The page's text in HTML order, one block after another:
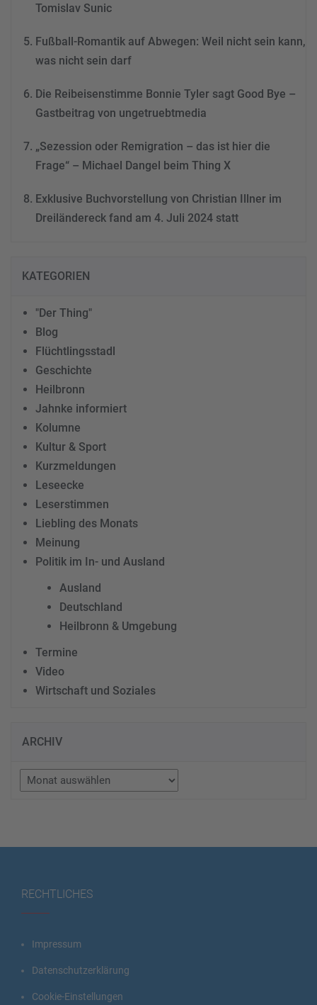
Tomislav Sunic
Fußball-Romantik auf Abwegen: Weil nicht sein kann,
was nicht sein darf
Die Reibeisenstimme Bonnie Tyler sagt Good Bye –
Gastbeitrag von ungetruebtmedia
„Sezession oder Remigration – das ist hier die
Frage“ – Michael Dangel beim Thing X
Exklusive Buchvorstellung von Christian Illner im
Dreiländereck fand am 4. Juli 2024 statt
KATEGORIEN
"Der Thing"
Blog
Flüchtlingsstadl
Geschichte
Heilbronn
Jahnke informiert
Kolumne
Kultur & Sport
Kurzmeldungen
Leseecke
Leserstimmen
Liebling des Monats
Meinung
Politik im In- und Ausland
Ausland
Deutschland
Heilbronn & Umgebung
Termine
Video
Wirtschaft und Soziales
ARCHIV
Archiv
RECHTLICHES
Impressum
Datenschutzerklärung
Cookie-Einstellungen